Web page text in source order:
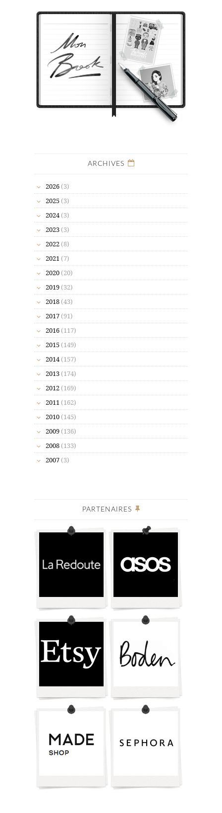
ARCHIVES
2026 (3)
2025 (3)
2024 (3)
2023 (3)
2022 (8)
2021 (7)
2020 (20)
2019 (32)
2018 (43)
2017 (91)
2016 (117)
2015 (149)
2014 (157)
2013 (174)
2012 (169)
2011 (162)
2010 (145)
2009 (136)
2008 (133)
2007 (3)
PARTENAIRES